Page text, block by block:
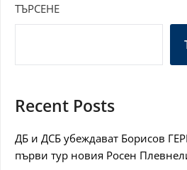
ТЪРСЕНЕ
Recent Posts
ДБ и ДСБ убеждават Борисов
първи тур новия Росен